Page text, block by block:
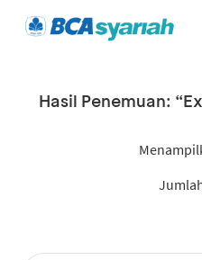
Hasil Penemuan: